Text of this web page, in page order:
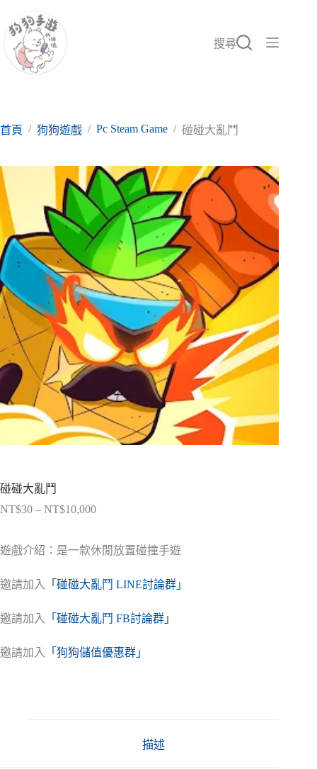
至
要
搜尋
首頁 / 狗狗遊戲 / Pc Steam Game / 碰碰大亂鬥
碰碰大亂鬥
NT$30 – NT$10,000價
範
NT$30
到
遊戲介紹：是一款休閒放置碰撞手遊
邀請加入 「碰碰大亂鬥 LINE討論群」
邀請加入 「碰碰大亂鬥 FB討論群」
邀請加入 「狗狗儲值優惠群」
描述